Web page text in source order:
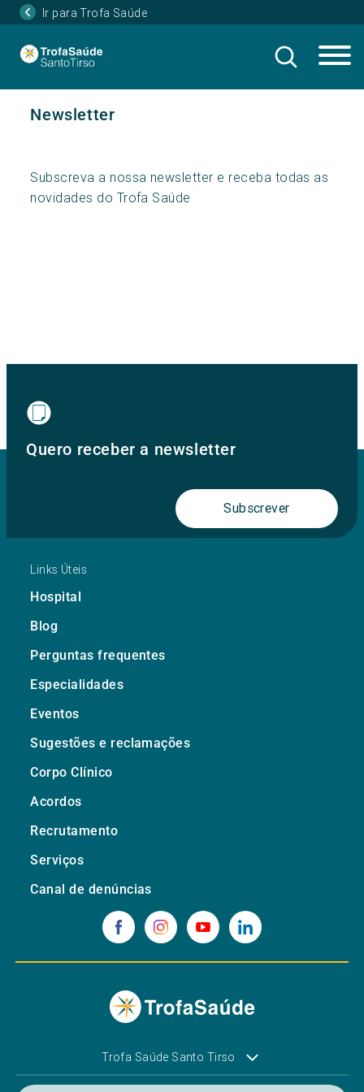
Ir para Trofa Saúde
Newsletter
Subscreva a nossa newsletter e receba todas as
novidades do Trofa Saúde
Quero receber a newsletter
Subscrever
Links Úteis
Hospital
Blog
Perguntas frequentes
Especialidades
Eventos
Sugestões e reclamações
Corpo Clínico
Acordos
Recrutamento
Serviços
Canal de denúncias
Trofa Saúde Santo Tirso